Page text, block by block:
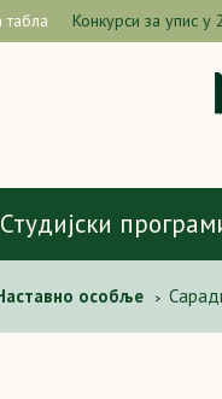
табла Конкурси за упис у
Студијски
особље >